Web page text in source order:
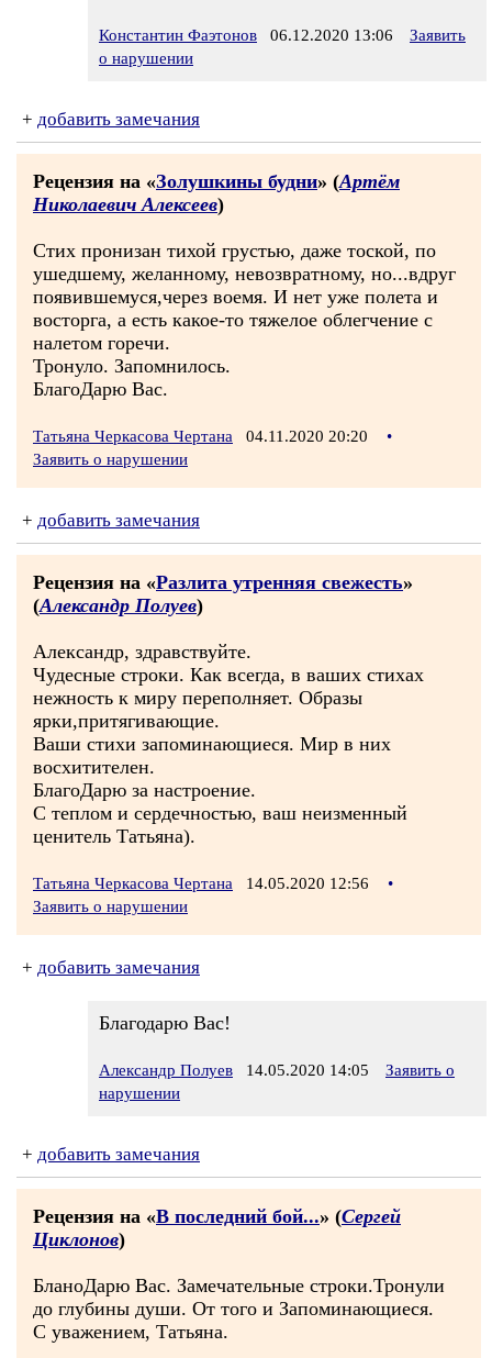
Константин Фаэтонов 06.12.2020 13:06
Заявить
о нарушении
+ добавить замечания
Рецензия на «Золушкины будни» (Артём
Николаевич Алексеев)
Стих пронизан тихой грустью, даже тоской, по
ушедшему, желанному, невозвратному, но...вдруг
появившемуся,через воемя. И нет уже полета и
восторга, а есть какое-то тяжелое облегчение с
налетом горечи.
Тронуло. Запомнилось.
БлагоДарю Вас.
Татьяна Черкасова Чертана 04.11.2020 20:20
•
Заявить о нарушении
+ добавить замечания
Рецензия на «Разлита утренняя свежесть»
(Александр Полуев)
Александр, здравствуйте.
Чудесные строки. Как всегда, в ваших стихах
нежность к миру переполняет. Образы
ярки,притягивающие.
Ваши стихи запоминающиеся. Мир в них
восхитителен.
БлагоДарю за настроение.
С теплом и сердечностью, ваш неизменный
ценитель Татьяна).
Татьяна Черкасова Чертана 14.05.2020 12:56
•
Заявить о нарушении
+ добавить замечания
Благодарю Вас!
Александр Полуев 14.05.2020 14:05
Заявить о
нарушении
+ добавить замечания
Рецензия на «В последний бой...» (Сергей
Циклонов)
БланоДарю Вас. Замечательные строки.Тронули
до глубины души. От того и Запоминающиеся.
С уважением, Татьяна.